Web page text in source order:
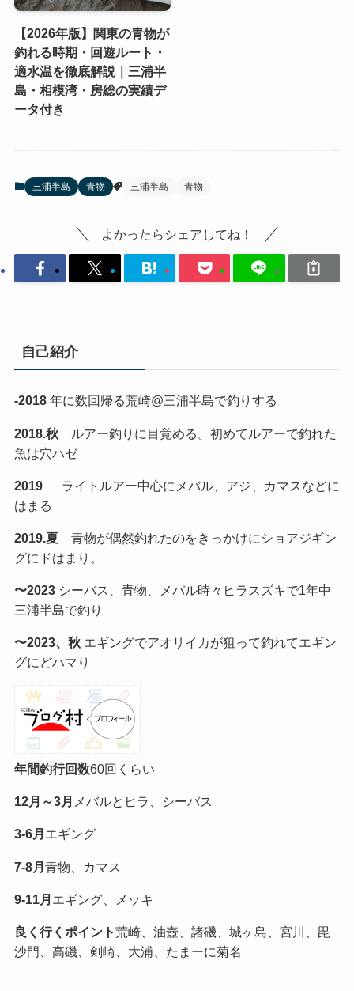
【2026年版】関東の青物が
釣れる時期・回遊ルート・
適水温を徹底解説｜三浦半
島・相模湾・房総の実績デ
ータ付き
三浦半島 青物 三浦半島 青物
よかったらシェアしてね！
自己紹介
-2018年に数回帰る荒崎@三浦半島で釣りする
2018.秋ルアー釣りに目覚める。初めてルアーで釣れた
魚は穴ハゼ
2019ライトルアー中心にメバル、アジ、カマスなどに
はまる
2019.夏青物が偶然釣れたのをきっかけにショアジギン
グにドはまり。
〜2023シーバス、青物、メバル時々ヒラスズキで1年中
三浦半島で釣り
〜2023、秋エギングでアオリイカが狙って釣れてエギン
グにどハマり
年間釣行回数60回くらい
12月～3月 メバルとヒラ、シーバス
3-6月 エギング
7-8月 青物、カマス
9-11月 エギング、メッキ
良く行くポイント荒崎、油壺、諸磯、城ヶ島、宮川、毘
沙門、高磯、剣崎、大浦、たまーに菊名